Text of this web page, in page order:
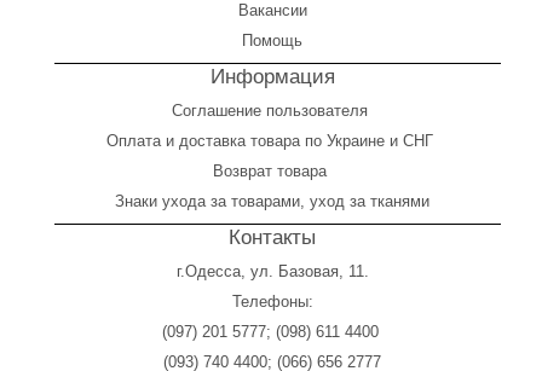
Вакансии
Помощь
Информация
Соглашение пользователя
Оплатаи доставка товара по Украине и СНГ
Возврат товара
Знаки ухода за товарами, уход за тканями
Контакты
г.Одесса, ул. Базовая, 11.
Телефоны:
(097) 201 5777; (098) 611 4400
(093) 740 4400; (066) 656 2777